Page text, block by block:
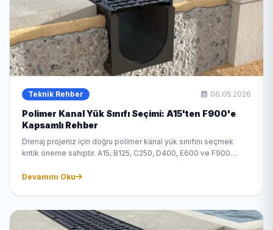
Teknik Rehber 06.05.2026
Polimer Kanal Yük Sınıfı Seçimi: A15'ten F900'e
Kapsamlı Rehber
Drenaj projeniz için doğru polimer kanal yük sınıfını seçmek
kritik öneme sahiptir. A15, B125, C250, D400, E600 ve F900
Devamını Oku